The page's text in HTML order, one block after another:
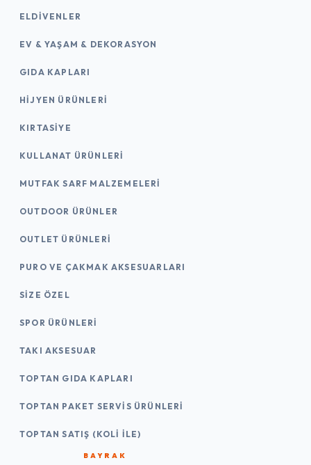
ELDIVENLER
EV & YAŞAM & DEKORASYON
GIDA KAPLARI
HIJYEN ÜRÜNLERI
KIRTASİYE
KULLANAT ÜRÜNLERI
MUTFAK SARF MALZEMELERI
OUTDOOR ÜRÜNLER
OUTLET ÜRÜNLERI
PURO VE ÇAKMAK AKSESUARLARI
SIZE ÖZEL
SPOR ÜRÜNLERI
TAKI AKSESUAR
TOPTAN GIDA KAPLARI
TOPTAN PAKET SERVIS ÜRÜNLERI
TOPTAN SATIŞ (KOLI İLE)
BAYRAK